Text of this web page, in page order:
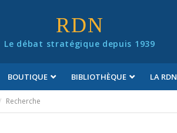
RDN
Le débat stratégique depuis 1939
BOUTIQUE BIBLIOTHÈQUE LA RDN
Recherche